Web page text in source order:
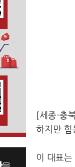
[세종·충
하지만 힘
이 대표